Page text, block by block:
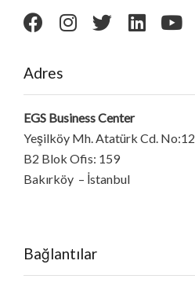
Adres
EGS Business Center
Yeşilköy Mh. Atatürk Cd. No:12
B2 Blok Ofis: 159
Bakırköy – İstanbul
Bağlantılar